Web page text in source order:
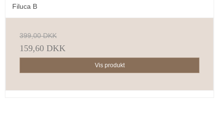
Filuca B
399,00 DKK
159,60 DKK
Vis produkt